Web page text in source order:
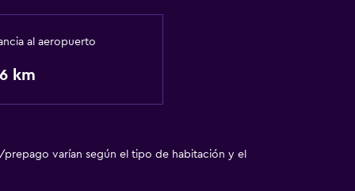
al aeropuerto
km
prepago varían según el tipo de habitación y el